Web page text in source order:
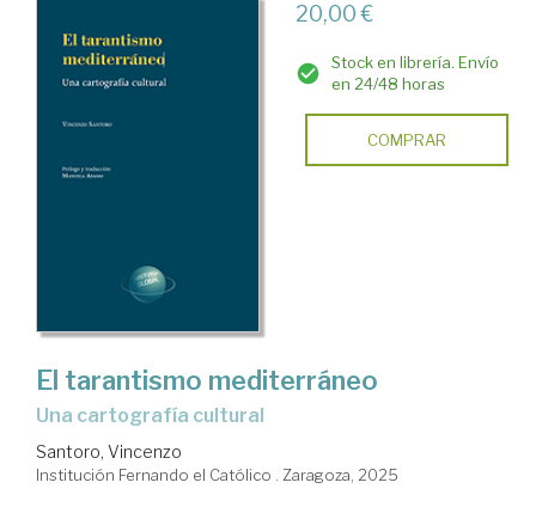
20,00 €
Stock en librería. Envío
en 24/48 horas
COMPRAR
El tarantismo mediterráneo
Una cartografía cultural
Santoro, Vincenzo
Institución Fernando el Católico . Zaragoza, 2025